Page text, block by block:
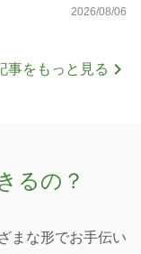
2026/08/06
事をもっと見る
るの？
まな形でお手伝い